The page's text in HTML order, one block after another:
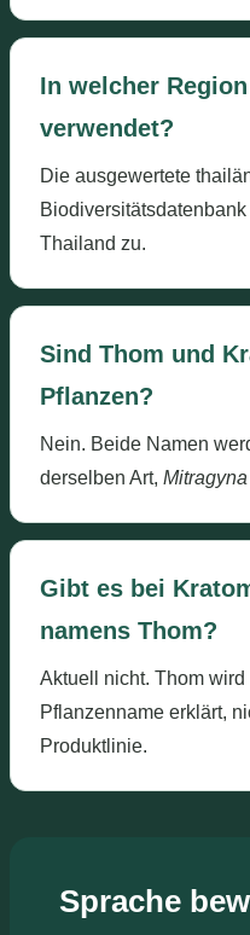
In welcher
verwendet?
Die ausgewertete
Thailand zu.
Sind Thom und
Pflanzen?
Nein. Beide Namen
derselben Art,
Gibt es bei
namens Thom?
Aktuell nicht. Thom
Pflanzenname erklärt,
Produktlinie.
Sprache